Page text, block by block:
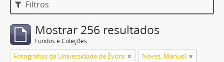
Filtros
Mostrar 256 resultados
Fundos e Coleções
Fotografias da Universidade de Évora Neves, Manuel